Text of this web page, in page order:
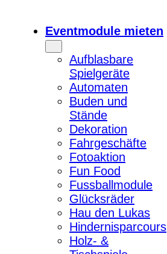
Eventmodule mieten
Aufblasbare
Spielgeräte
Automaten
Buden und
Stände
Dekoration
Fahrgeschäfte
Fotoaktion
Fun Food
Fussballmodule
Glücksräder
Hau den Lukas
Hindernisparcours
Holz- &